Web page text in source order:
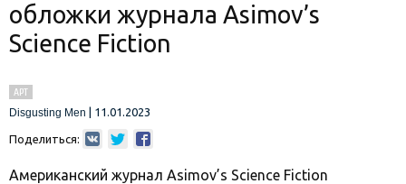
обложки журнала Asimov’s
Science Fiction
АРТ
Disgusting Men
11.01.2023
Поделиться:
Американский журнал Asimov’s Science Fiction